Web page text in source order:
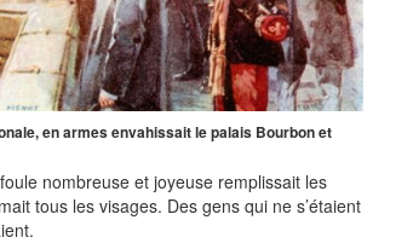
en armes envahissait le palais Bourbon et
nombreuse et joyeuse remplissait les
tous les visages. Des gens qui ne s’étaient